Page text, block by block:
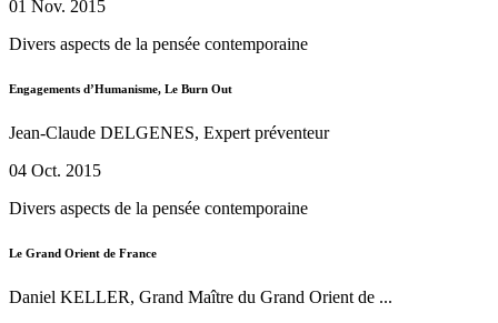
01 Nov. 2015
Divers aspects de la pensée contemporaine
Engagements d’Humanisme, Le Burn Out
Jean-Claude DELGENES, Expert préventeur
04 Oct. 2015
Divers aspects de la pensée contemporaine
Le Grand Orient de France
Daniel KELLER, Grand Maître du Grand Orient de ...